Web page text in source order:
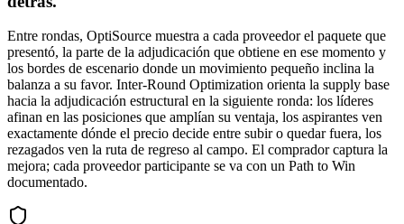
Entre rondas, OptiSource muestra a cada proveedor el paquete que
presentó, la parte de la adjudicación que obtiene en ese momento y
los bordes de escenario donde un movimiento pequeño inclina la
balanza a su favor. Inter-Round Optimization orienta la supply base
hacia la adjudicación estructural en la siguiente ronda: los líderes
afinan en las posiciones que amplían su ventaja, los aspirantes ven
exactamente dónde el precio decide entre subir o quedar fuera, los
rezagados ven la ruta de regreso al campo. El comprador captura la
mejora; cada proveedor participante se va con un Path to Win
documentado.